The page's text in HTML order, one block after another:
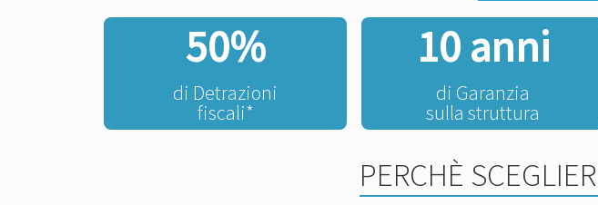
50%
di Detrazioni
fiscali*
10 anni
di Garanzia
sulla struttura
PERCHÈ